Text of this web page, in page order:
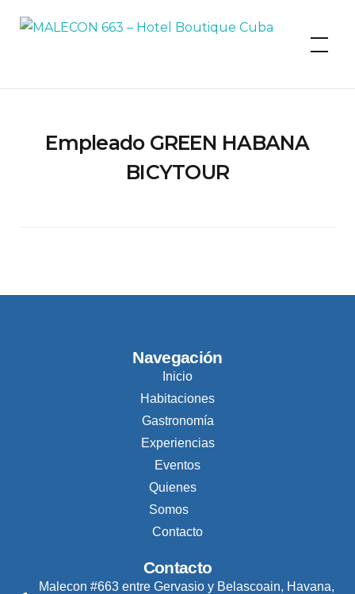
MALECON 663 – Hotel Boutique
Empleado GREEN HABANA
BICYTOUR
Navegación
Inicio
Habitaciones
Gastronomía
Experiencias
Eventos
Quienes
Somos
Contacto
Contacto
Malecon #663 entre Gervasio y Belascoain, Havana,